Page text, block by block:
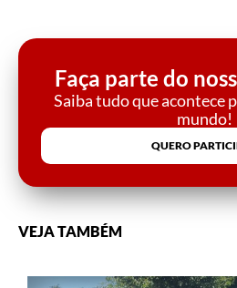
Faça parte do
Saiba tudo que acontece
mundo!
QUERO
VEJA TAMBÉM